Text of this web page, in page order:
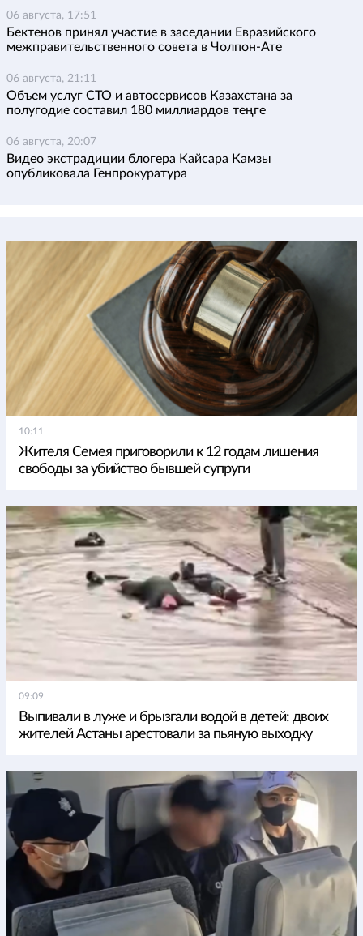
06 августа, 17:51
Бектенов принял участие в заседании Евразийского
межправительственного совета в Чолпон-Ате
06 августа, 21:11
Объем услуг СТО и автосервисов Казахстана за
полугодие составил 180 миллиардов теңге
06 августа, 20:07
Видео экстрадиции блогера Кайсара Камзы
опубликовала Генпрокуратура
10:11
Жителя Семея приговорили к 12 годам лишения
свободы за убийство бывшей супруги
09:09
Выпивали в луже и брызгали водой в детей: двоих
жителей Астаны арестовали за пьяную выходку